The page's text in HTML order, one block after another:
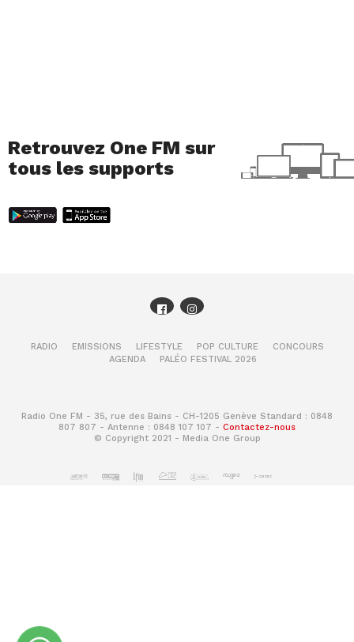
Retrouvez One FM sur
tous les supports
RADIO EMISSIONS LIFESTYLE POP CULTURE
CONCOURS
AGENDA
PALÉO FESTIVAL 2026
Radio One FM - 35, rue des Bains - CH-1205 Genève Standard : 0848
807 807 - Antenne : 0848 107 107 - Contactez-nous
© Copyright 2021 - Media One Group